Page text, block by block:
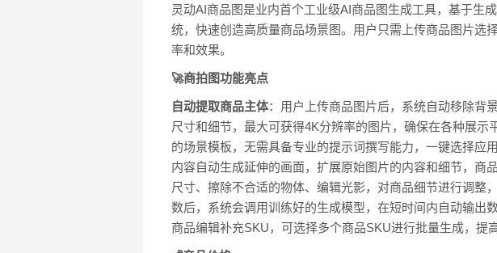
灵动AI商品图是业内首个工业级AI商品图生成工具，基于生
统，快速创造高质量商品场景图。用户只需上传商品图片选
率和效果。
🚀商拍图功能亮点
自动提取商品主体：用户上传商品图片后，系统自动移除背
尺寸和细节，最大可获得4K分辨率的图片，确保在各种展示
的场景模板，无需具备专业的提示词撰写能力，一键选择应
内容自动生成延伸的画面，扩展原始图片的内容和细节，商
尺寸、擦除不合适的物体、编辑光影，对商品细节进行调整
数后，系统会调用训练好的生成模型，在短时间内自动输出
商品编辑补充SKU，可选择多个商品SKU进行批量生成，提